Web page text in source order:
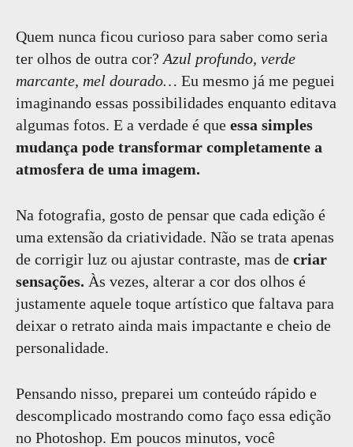
Quem nunca ficou curioso para saber como seria
ter olhos de outra cor? Azul profundo, verde
marcante, mel dourado… Eu mesmo já me peguei
imaginando essas possibilidades enquanto editava
algumas fotos. E a verdade é que essa simples
mudança pode transformar completamente a
atmosfera de uma imagem.
Na fotografia, gosto de pensar que cada edição é
uma extensão da criatividade. Não se trata apenas
de corrigir luz ou ajustar contraste, mas de criar
sensações. Às vezes, alterar a cor dos olhos é
justamente aquele toque artístico que faltava para
deixar o retrato ainda mais impactante e cheio de
personalidade.
Pensando nisso, preparei um conteúdo rápido e
descomplicado mostrando como faço essa edição
no Photoshop. Em poucos minutos, você